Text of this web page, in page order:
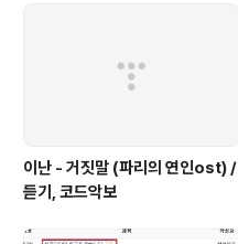
이난 - 거짓말 (파리의 연인ost) /
듣기, 코드악보